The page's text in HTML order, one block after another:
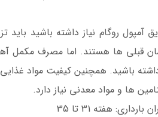
قبلی ها هستند. اما مصرف مکمل آهن
باشید. همچنین کیفیت مواد
ها و مواد معدنی نیاز دارد.
هفته 31 تا 35